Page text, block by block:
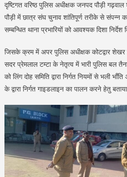
दृष्टिगत वरिष्ठ पुलिस अधीक्षक जनपद पौड़ी
पौड़ी में छात्र संघ चुनाव शांतिपूर्ण तरीके से संपन्न
सम्बन्धित थाना प्रभारियों को आवश्यक दिशा निर्देश
जिसके क्रम में अपर पुलिस अधीक्षक कोटद्वार शेखर
सदर प्रेमलाल टम्टा के नेतृत्व में भारी पुलिस बल
को लिंग दोह समिति द्वारा निर्गत नियमों से भली
के द्वारा निर्गत गाइडलाइन का पालन करने हेतु